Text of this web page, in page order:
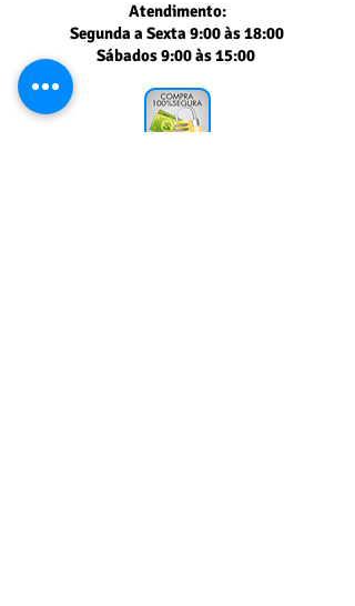
Atendimento:
Segunda a Sexta 9:00 às 18:00
Sábados 9:00 às 15:00